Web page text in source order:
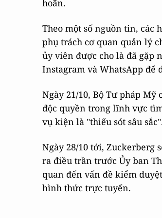
hoãn.
Theo một số nguồn tin, các
phụ trách cơ quan quản lý
ủy viên được cho là đã gặp
Instagram và WhatsApp
Ngày 21/10, Bộ Tư pháp
độc quyền trong lĩnh vực
vụ kiện là "thiếu sót sâu
Ngày 28/10 tới, Zuckerberg
ra điều trần trước Ủy ban
quan đến vấn đề kiểm
hình thức trực tuyến.